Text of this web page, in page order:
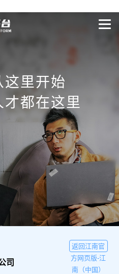
这里开始
都在这里
司
返回江南官
方网页版-江
南（中国）